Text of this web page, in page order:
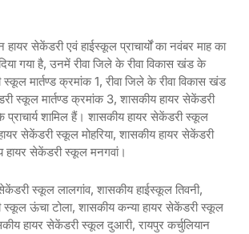
सेकेंडरी एवं हाईस्कूल प्राचार्यों का नवंबर माह का
गया है, उनमें रीवा जिले के रीवा विकास खंड के
मार्तण्ड क्रमांक 1, रीवा जिले के रीवा विकास खंड
स्कूल मार्तण्ड क्रमांक 3, शासकीय हायर सेकेंडरी
शामिल हैं। शासकीय हायर सेकेंडरी स्कूल
सेकेंडरी स्कूल मोहरिया, शासकीय हायर सेकेंडरी
हायर सेकेंडरी स्कूल मनगवां।
स्कूल लालगांव, शासकीय हाईस्कूल तिवनी,
स्कूल ऊंचा टोला, शासकीय कन्या हायर सेकेंडरी स्कूल
हायर सेकेंडरी स्कूल दुआरी, रायपुर कर्चुलियान